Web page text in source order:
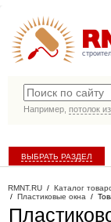
Например, потолок
ВЫБРАТЬ РАЗДЕЛ
RMNT.RU / Каталог
/ Пластиковые окна /